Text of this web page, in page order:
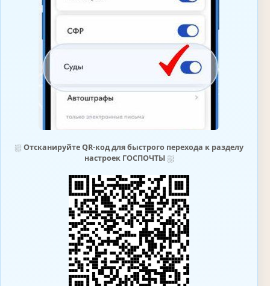
⛆ Отсканируйте QR-код для быстрого перехода к разделу
настроек ГОСПОЧТЫ⛆